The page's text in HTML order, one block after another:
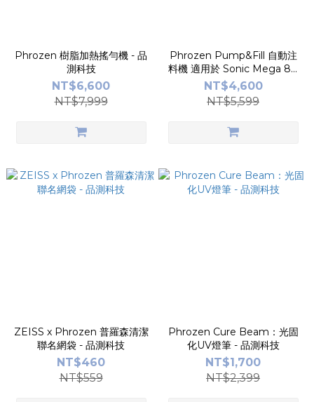
Phrozen 樹脂加熱搖勻機 - 品
測科技
NT$6,600
NT$7,999
Phrozen Pump&Fill 自動注
料機 適用於 Sonic Mega 8K
S & Sonic Mighty Revo - 品
測科技
NT$4,600
NT$5,599
ZEISS x Phrozen 普羅森清潔
聯名網袋 - 品測科技
NT$460
NT$559
Phrozen Cure Beam：光固
化UV燈筆 - 品測科技
NT$1,700
NT$2,399